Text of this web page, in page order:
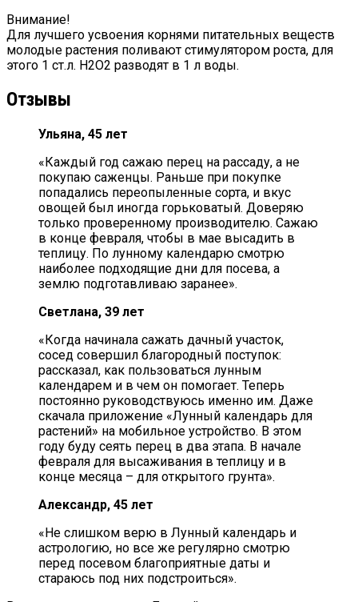
Внимание!
Для лучшего усвоения корнями питательных веществ
молодые растения поливают стимулятором роста, для
этого 1 ст.л. Н2О2 разводят в 1 л воды.
Отзывы
Ульяна, 45 лет
«Каждый год сажаю перец на рассаду, а не
покупаю саженцы. Раньше при покупке
попадались переопыленные сорта, и вкус
овощей был иногда горьковатый. Доверяю
только проверенному производителю. Сажаю
в конце февраля, чтобы в мае высадить в
теплицу. По лунному календарю смотрю
наиболее подходящие дни для посева, а
землю подготавливаю заранее».
Светлана, 39 лет
«Когда начинала сажать дачный участок,
сосед совершил благородный поступок:
рассказал, как пользоваться лунным
календарем и в чем он помогает. Теперь
постоянно руководствуюсь именно им. Даже
скачала приложение «Лунный календарь для
растений» на мобильное устройство. В этом
году буду сеять перец в два этапа. В начале
февраля для высаживания в теплицу и в
конце месяца – для открытого грунта».
Александр, 45 лет
«Не слишком верю в Лунный календарь и
астрологию, но все же регулярно смотрю
перед посевом благоприятные даты и
стараюсь под них подстроиться».